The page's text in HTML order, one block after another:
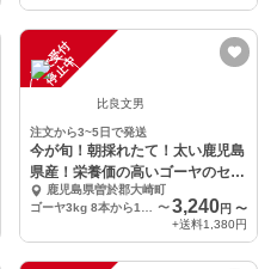
注
文
受
付
停
止
中
比良文男
注文から3~5日で発送
今が旬！朝採れたて！太い鹿児島
県産！栄養価の高いゴーヤのセッ
ト販売
鹿児島県曽於郡大崎町
〜3,240円 〜
+送料1,380円